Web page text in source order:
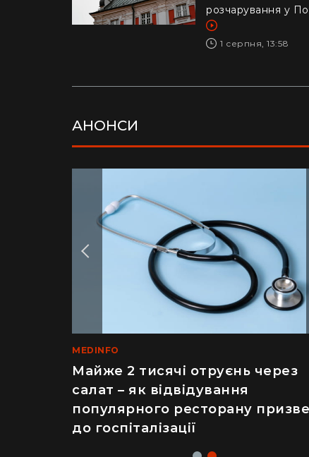
розчарування у
1 серпня, 13:58
АНОНСИ
LIFE
Рік ремонту хати за $8 тисяч:
українка показала
сільського будинку (фото)
MEDINFO
Майже 2 тисячі отруєнь через
салат – як відвідування
популярного ресторану
до госпіталізації